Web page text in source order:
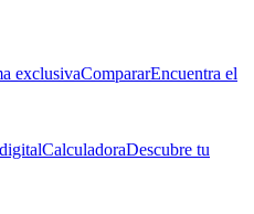
exclusivaCompararEncuentra el
CalculadoraDescubre tu